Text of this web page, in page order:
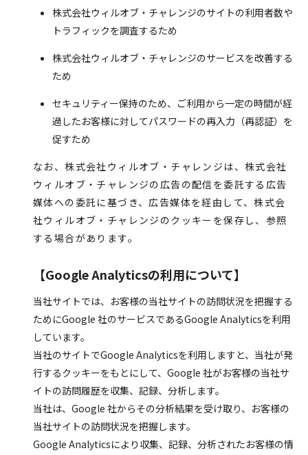
株式会社ウィルオブ・チャレンジのサイトの利用者数や
トラフィックを調査するため
株式会社ウィルオブ・チャレンジのサービスを改善する
ため
セキュリティー保持のため、ご利用から一定の時間が経
過したお客様に対してパスワードの再入力（再認証）を
促すため
なお、株式会社ウィルオブ・チャレンジは、株式会社
ウィルオブ・チャレンジの広告の配信を委託する広告
媒体への委託に基づき、広告媒体を経由して、株式会
社ウィルオブ・チャレンジのクッキーを保存し、参照
する場合があります。
【Google Analyticsの利用について】
当社サイトでは、お客様の当社サイトの訪問状況を把握する
ためにGoogle 社のサービスであるGoogle Analyticsを利用
しています。
当社のサイトでGoogle Analyticsを利用しますと、当社が発
行するクッキーをもとにして、Google 社がお客様の当社サ
イトの訪問履歴を収集、記録、分析します。
当社は、Google 社からその分析結果を受け取り、お客様の
当社サイトの訪問状況を把握します。
Google Analyticsにより収集、記録、分析されたお客様の情